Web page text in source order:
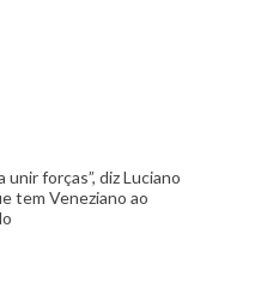
unir forças”, diz Luciano
tem Veneziano ao